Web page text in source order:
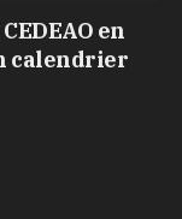
en
calendrier